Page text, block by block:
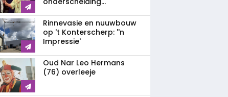
Rinnevasie en nuuwbouw
op 't Konterscherp: ''n
Impressie'
Oud Nar Leo Hermans
(76) overleeje